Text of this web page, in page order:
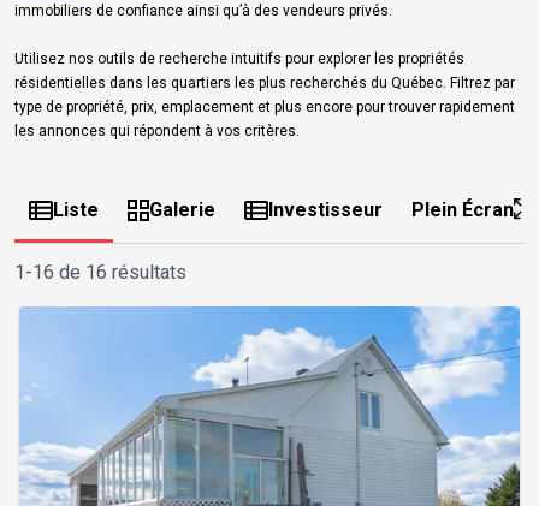
immobiliers de confiance ainsi qu’à des vendeurs privés.
Utilisez nos outils de recherche intuitifs pour explorer les propriétés
résidentielles dans les quartiers les plus recherchés du Québec. Filtrez par
type de propriété, prix, emplacement et plus encore pour trouver rapidement
les annonces qui répondent à vos critères.
Liste Galerie Investisseur Plein Écran
1-16 de 16 résultats